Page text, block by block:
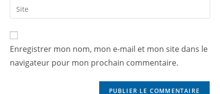
Enregistrer mon nom, mon e-mail et mon site dans le
navigateur pour mon prochain commentaire.